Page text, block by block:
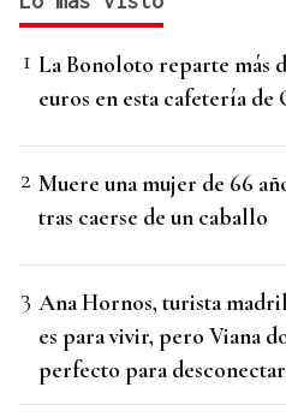
La Bonoloto reparte más
euros en esta cafetería de
Muere una mujer de 66
tras caerse de un caballo
Ana Hornos, turista
es para vivir, pero Viana
perfecto para